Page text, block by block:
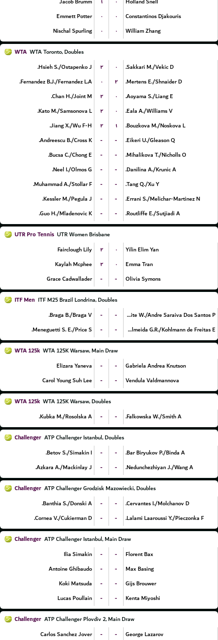
Emmett Potter
۰ ۰
Constantinos Djakouris
Nischal Spurling
۰ ۰ William Zhang
WTA WTA Toronto, Doubles
Hsieh S./Ostapenko J.
۲ ۰
Sakkari M./Vekic D.
Fernandez B.J./Fernandez L.A.
۰ ۲
Mertens E./Shnaider D.
Chan H./Joint M.
۲ ۰
Aoyama S./Liang E.
Kato M./Samsonova L.
۲ ۰
Eala A./Williams V.
Jiang X./Wu F-H.
۲ ۱
Bouzkova M./Noskova L.
Andreescu B./Cross K.
- -
Eikeri U./Gleason Q.
Bucsa C./Chong E.
- -
Mihalikova T./Nicholls O.
Neel I./Olmos G.
- -
Danilina A./Krunic A.
Muhammad A./Stollar F.
- -
Tang Q./Xu Y.
Kessler M./Pegula J.
- -
Errani S./Melichar-Martinez N.
Guo H./Mladenovic K.
- - Routliffe E./Sutjiadi A.
UTR Pro Tennis UTR Women Brisbane
Fairclough Lily
۲ ۰
Yilin Elim Yan
Kaylah Mcphee
۲ ۰
Emma Tran
Grace Cadwallader
- - Olivia Symons
ITF Men ITF M25 Brazil Londrina, Doubles
Braga B./Braga V.
- -
Leite W./Andre Saraiva Dos Santos P.
Meneguetti S. E./Price S.
- - de Almeida G.R./Kohlmann de Freitas E.
WTA 125k WTA 125K Warsaw, Main Draw
Elizara Yaneva
- -
Gabriela Andrea Knutson
Carol Young Suh Lee
- - Vendula Valdmannova
WTA 125k WTA 125K Warsaw, Doubles
Kubka M./Rosolska A.
- - Falkowska W./Smith A.
Challenger ATP Challenger Istanbul, Doubles
Betov S./Simakin I.
- -
Bar Biryukov P./Binda A.
Azkara A./Mackinlay J.
- - Nedunchezhiyan J./Wang A.
Challenger ATP Challenger Grodzisk Mazowiecki, Doubles
Banthia S./Donski A.
- -
Cervantes I./Molchanov D.
Cornea V./Cukierman D.
- - Lalami Laaroussi Y./Pieczonka F.
Challenger ATP Challenger Istanbul, Main Draw
Ilia Simakin
- -
Florent Bax
Antoine Ghibaudo
- -
Max Basing
Koki Matsuda
- -
Gijs Brouwer
Lucas Poullain
- - Kenta Miyoshi
Challenger ATP Challenger Plovdiv 2, Main Draw
Carlos Sanchez Jover
- -
George Lazarov